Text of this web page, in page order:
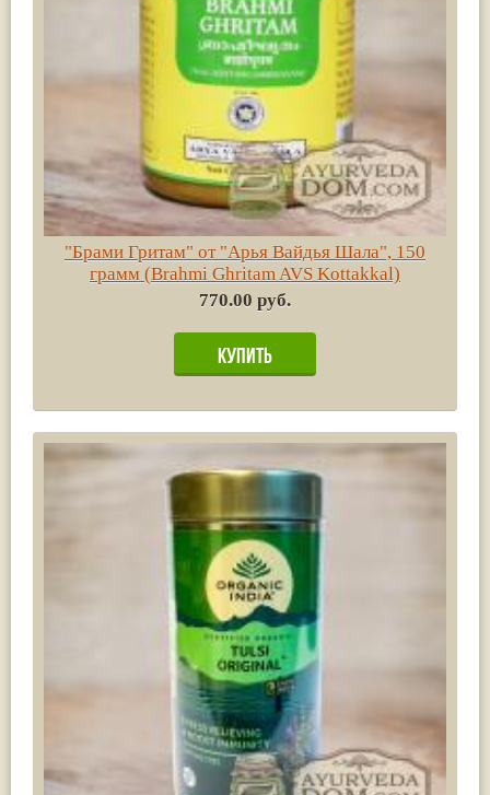
"Брами Гритам" от "Арья Вайдья Шала", 150
грамм (Brahmi Ghritam AVS Kottakkal)
770.00 руб.